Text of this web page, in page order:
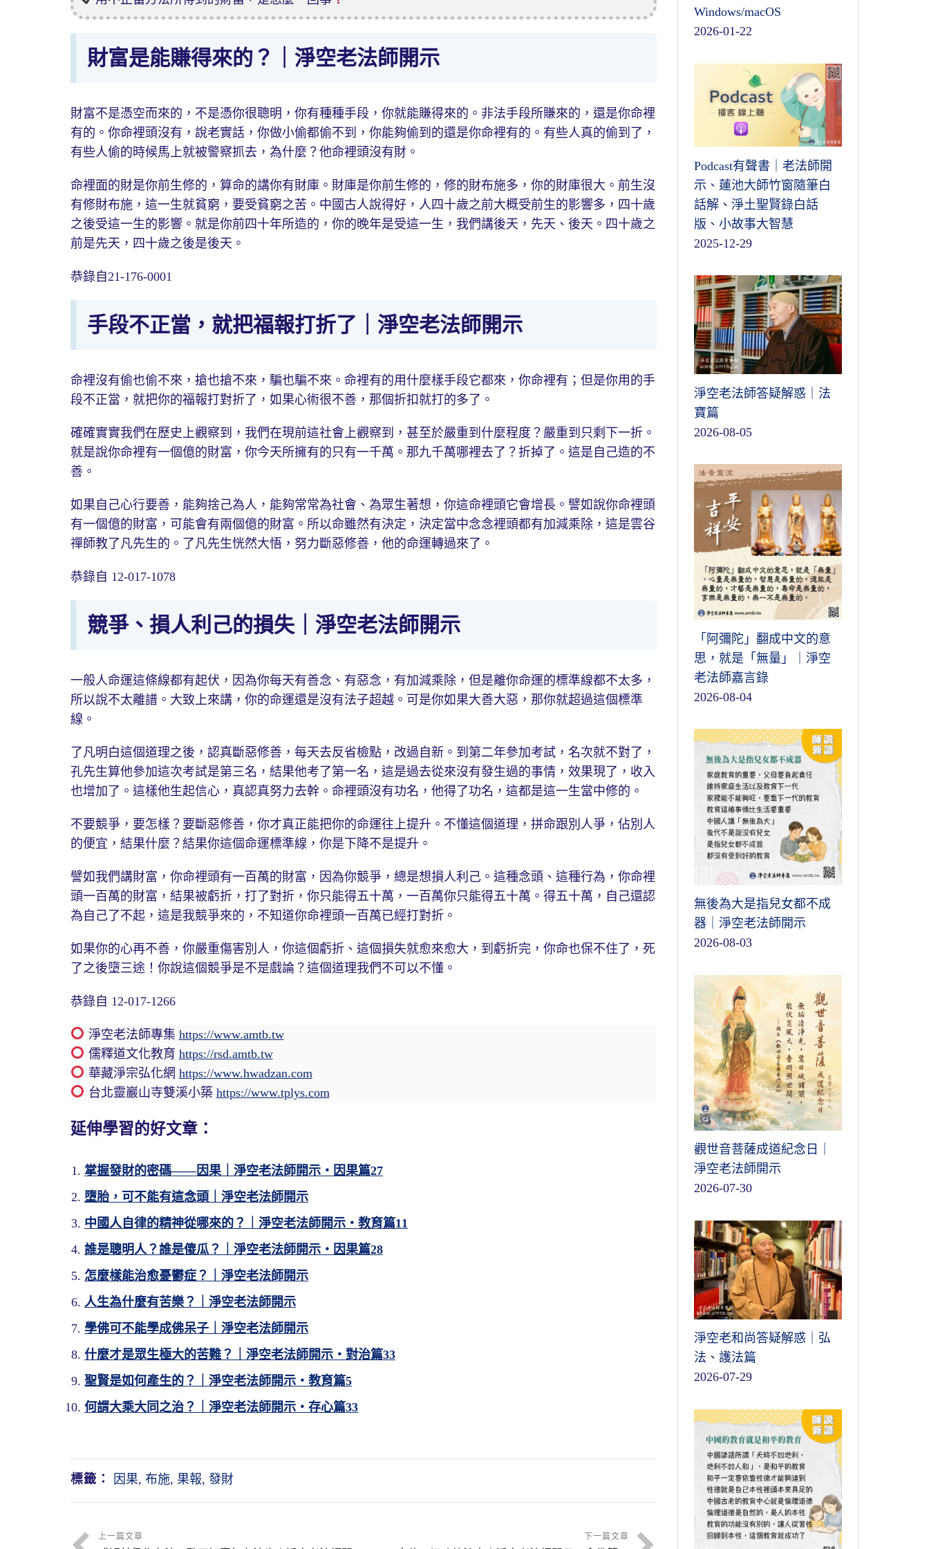
財富是能賺得來的？｜淨空老法師開示
財富不是憑空而來的，不是憑你很聰明，你有種種手段，你就能賺得來的。非法手段所賺來的，還是你命裡
有的。你命裡頭沒有，說老實話，你做小偷都偷不到，你能夠偷到的還是你命裡有的。有些人真的偷到了，
有些人偷的時候馬上就被警察抓去，為什麼？他命裡頭沒有財。
命裡面的財是你前生修的，算命的講你有財庫。財庫是你前生修的，修的財布施多，你的財庫很大。前生沒
有修財布施，這一生就貧窮，要受貧窮之苦。中國古人說得好，人四十歲之前大概受前生的影響多，四十歲
之後受這一生的影響。就是你前四十年所造的，你的晚年是受這一生，我們講後天，先天、後天。四十歲之
前是先天，四十歲之後是後天。
恭錄自21-176-0001
手段不正當，就把福報打折了｜淨空老法師開示
命裡沒有偷也偷不來，搶也搶不來，騙也騙不來。命裡有的用什麼樣手段它都來，你命裡有；但是你用的手
段不正當，就把你的福報打對折了，如果心術很不善，那個折扣就打的多了。
確確實實我們在歷史上觀察到，我們在現前這社會上觀察到，甚至於嚴重到什麼程度？嚴重到只剩下一折。
就是說你命裡有一個億的財富，你今天所擁有的只有一千萬。那九千萬哪裡去了？折掉了。這是自己造的不
善。
如果自己心行要善，能夠捨己為人，能夠常常為社會、為眾生著想，你這命裡頭它會增長。譬如說你命裡頭
有一個億的財富，可能會有兩個億的財富。所以命雖然有決定，決定當中念念裡頭都有加減乘除，這是雲谷
禪師教了凡先生的。了凡先生恍然大悟，努力斷惡修善，他的命運轉過來了。
恭錄自 12-017-1078
競爭、損人利己的損失｜淨空老法師開示
一般人命運這條線都有起伏，因為你每天有善念、有惡念，有加減乘除，但是離你命運的標準線都不太多，
所以說不太離譜。大致上來講，你的命運還是沒有法子超越。可是你如果大善大惡，那你就超過這個標準
線。
了凡明白這個道理之後，認真斷惡修善，每天去反省檢點，改過自新。到第二年參加考試，名次就不對了，
孔先生算他參加這次考試是第三名，結果他考了第一名，這是過去從來沒有發生過的事情，效果現了，收入
也增加了。這樣他生起信心，真認真努力去幹。命裡頭沒有功名，他得了功名，這都是這一生當中修的。
不要競爭，要怎樣？要斷惡修善，你才真正能把你的命運往上提升。不懂這個道理，拼命跟別人爭，佔別人
的便宜，結果什麼？結果你這個命運標準線，你是下降不是提升。
譬如我們講財富，你命裡頭有一百萬的財富，因為你競爭，總是想損人利己。這種念頭、這種行為，你命裡
頭一百萬的財富，結果被虧折，打了對折，你只能得五十萬，一百萬你只能得五十萬。得五十萬，自己還認
為自己了不起，這是我競爭來的，不知道你命裡頭一百萬已經打對折。
如果你的心再不善，你嚴重傷害別人，你這個虧折、這個損失就愈來愈大，到虧折完，你命也保不住了，死
了之後墮三途！你說這個競爭是不是戲論？這個道理我們不可以不懂。
恭錄自 12-017-1266
淨空老法師專集 https://www.amtb.tw
儒釋道文化教育 https://rsd.amtb.tw
華藏淨宗弘化網 https://www.hwadzan.com
台北靈巖山寺雙溪小築 https://www.tplys.com
延伸學習的好文章：
掌握發財的密碼——因果｜淨空老法師開示・因果篇27
墮胎，可不能有這念頭｜淨空老法師開示
中國人自律的精神從哪來的？｜淨空老法師開示・教育篇11
誰是聰明人？誰是傻瓜？｜淨空老法師開示・因果篇28
怎麼樣能治愈憂鬱症？｜淨空老法師開示
人生為什麼有苦樂？｜淨空老法師開示
學佛可不能學成佛呆子｜淨空老法師開示
什麼才是眾生極大的苦難？｜淨空老法師開示・對治篇33
聖賢是如何產生的？｜淨空老法師開示・教育篇5
何謂大乘大同之治？｜淨空老法師開示・存心篇33
標籤： 因果, 布施, 果報, 發財
上一篇文章 下一篇文章
Windows/macOS
2026-01-22
Podcast有聲書｜老法師開
示、蓮池大師竹窗隨筆白
話解、淨土聖賢錄白話
版、小故事大智慧
2025-12-29
淨空老法師答疑解惑｜法
寶篇
2026-08-05
「阿彌陀」翻成中文的意
思，就是「無量」｜淨空
老法師嘉言錄
2026-08-04
無後為大是指兒女都不成
器｜淨空老法師開示
2026-08-03
觀世音菩薩成道紀念日｜
淨空老法師開示
2026-07-30
淨空老和尚答疑解惑｜弘
法、護法篇
2026-07-29